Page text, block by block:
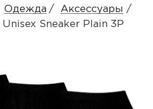
Одежда
Аксессуары
Sneaker Plain 3P